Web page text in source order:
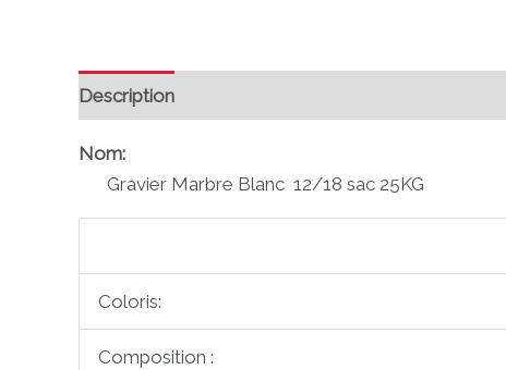
Description
Nom:
Gravier Marbre Blanc 12/18 sac 25KG
Coloris:
Composition :